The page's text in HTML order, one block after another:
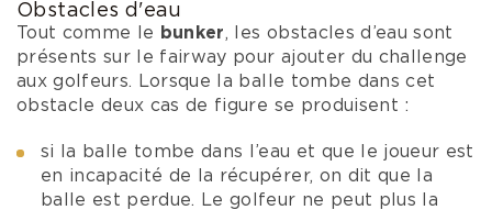
Obstacles d'eau
Tout comme le bunker, les obstacles d’eau sont
présents sur le fairway pour ajouter du challenge
aux golfeurs. Lorsque la balle tombe dans cet
obstacle deux cas de figure se produisent :
si la balle tombe dans l’eau et que le joueur est
en incapacité de la récupérer, on dit que la
balle est perdue. Le golfeur ne peut plus la